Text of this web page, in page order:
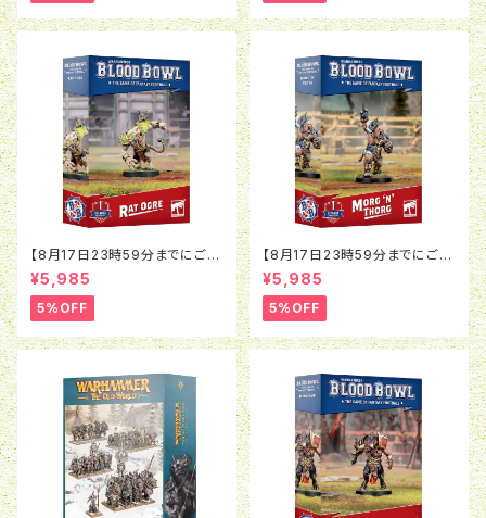
【8月17日23時59分までにご予
約で5％OFF】ブラッドボウル：ラ
ットオウガ
¥5,985
5%OFF
【8月17日23時59分までにご予
約で5％OFF】ブラッドボウル：モ
ルグ＝ンソルグ
¥5,985
5%OFF